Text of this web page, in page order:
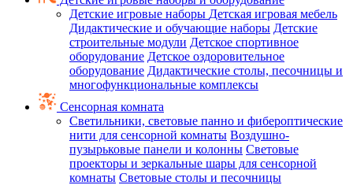
Детские игровые наборы Детская игровая мебель
Дидактические и обучающие наборы Детские
строительные модули Детское спортивное
оборудование Детское оздоровительное
оборудование Дидактические столы, песочницы и
многофункциональные комплексы
Сенсорная комната
Светильники, световые панно и фибероптические
нити для сенсорной комнаты Воздушно-
пузырьковые панели и колонны Световые
проекторы и зеркальные шары для сенсорной
комнаты Световые столы и песочницы